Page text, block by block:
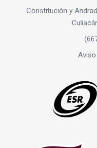
Constitución y
Aviso